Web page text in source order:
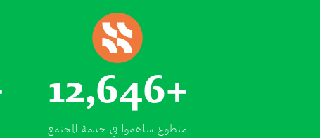
12,646
متطوع ساهموا في خدمة المجتمع